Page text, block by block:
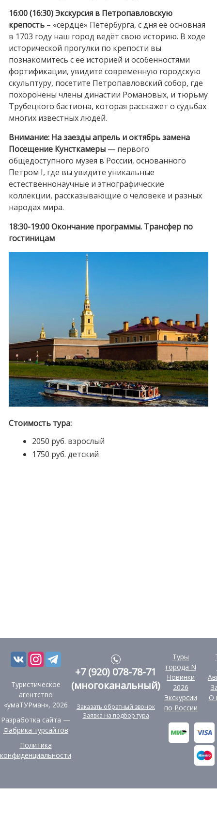
16:00 (16:30) Экскурсия в Петропавловскую
крепость– «сердце» Петербурга, с дня её основная
в 1703 году наш город ведёт свою историю. В ходе
исторической прогулки по крепости вы
познакомитесь с её историей и особенностями
фортификации, увидите современную городскую
скульптуру, посетите Петропавловский собор, где
похоронены члены династии Романовых, и тюрьму
Трубецкого бастиона, которая расскажет о судьбах
многих известных людей.
Внимание: На заезды апрель и октябрь замена
Посещение Кунсткамеры— первого
общедоступного музея в России, основанного
Петром I, где вы увидите уникальные
естественнонаучные и этнографические
коллекции, рассказывающие о человеке и разных
народах мира.
18:30-19:00 Окончание программы. Трансфер по
гостиницам
Стоимость тура:
2050 руб. взрослый
1750 руб. детский
Туристическое
агентство
«умаТУРман», 2026
Разработка сайта —
Фабрика турсайтов
Политика
конфиденциальности
Туры
города N
Новинки
2026
Экскурсии
по России
О
+7 (920) 078-78-71
(многоканальный)
Заказать обратный звонок
Заявка на подбор тура